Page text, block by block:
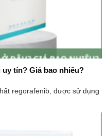
tín? Giá bao nhiêu?
regorafenib, được sử dụng